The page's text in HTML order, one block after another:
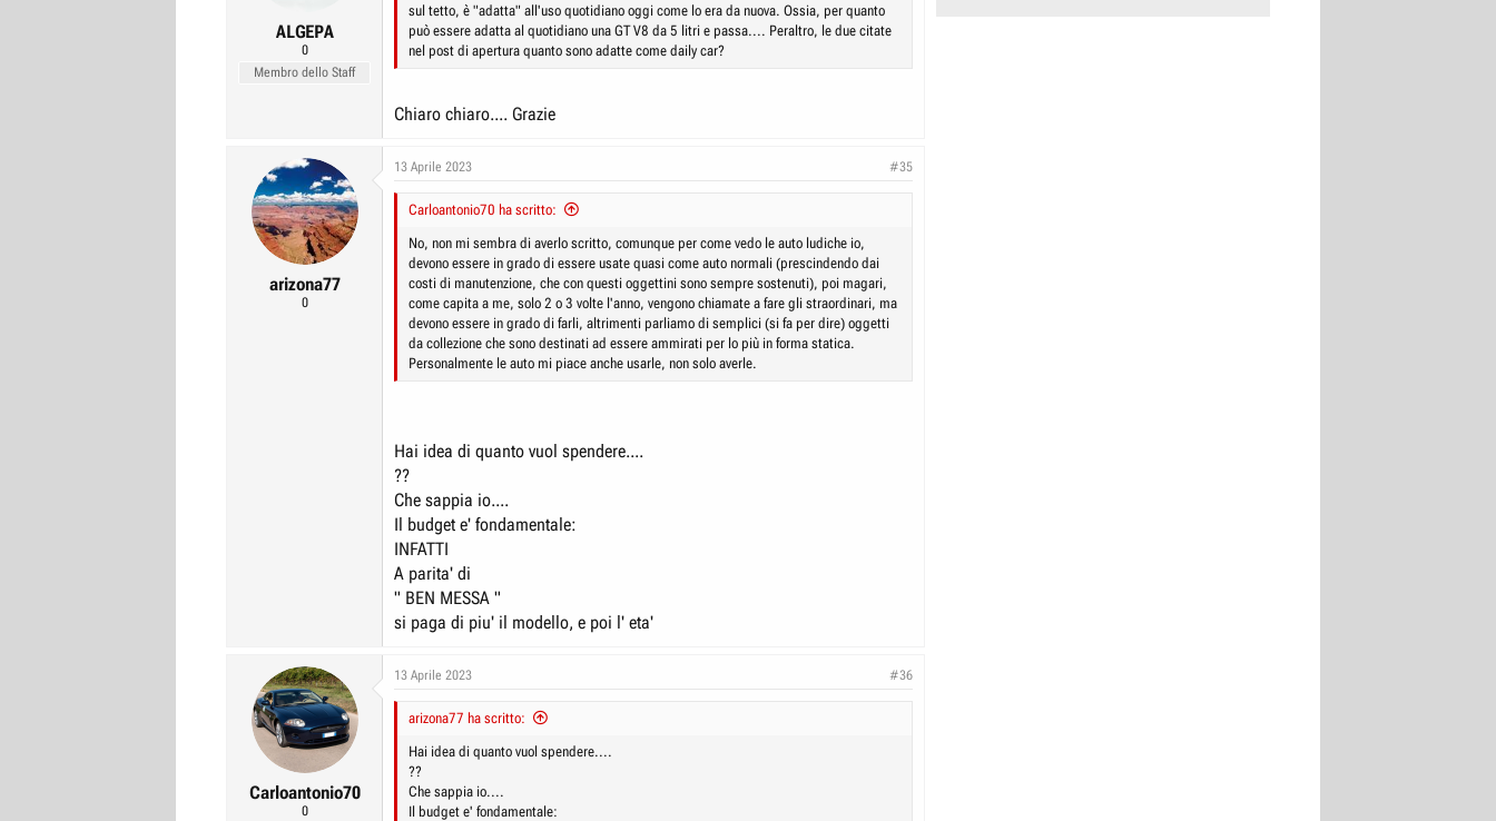
ALGEPA
0
Membro dello Staff
sul tetto, è "adatta" all'uso quotidiano oggi come lo era da nuova. Ossia, per quanto
può essere adatta al quotidiano una GT V8 da 5 litri e passa.... Peraltro, le due citate
nel post di apertura quanto sono adatte come daily car?
Chiaro chiaro.... Grazie
arizona77
0
13 Aprile 2023 #35
Carloantonio70 ha scritto:
No, non mi sembra di averlo scritto, comunque per come vedo le auto ludiche io,
devono essere in grado di essere usate quasi come auto normali (prescindendo dai
costi di manutenzione, che con questi oggettini sono sempre sostenuti), poi magari,
come capita a me, solo 2 o 3 volte l'anno, vengono chiamate a fare gli straordinari, ma
devono essere in grado di farli, altrimenti parliamo di semplici (si fa per dire) oggetti
da collezione che sono destinati ad essere ammirati per lo più in forma statica.
Personalmente le auto mi piace anche usarle, non solo averle.
Hai idea di quanto vuol spendere....
??
Che sappia io....
Il budget e' fondamentale:
INFATTI
A parita' di
" BEN MESSA "
si paga di piu' il modello, e poi l' eta'
Carloantonio70
0
13 Aprile 2023 #36
arizona77 ha scritto:
Hai idea di quanto vuol spendere....
??
Che sappia io....
Il budget e' fondamentale: